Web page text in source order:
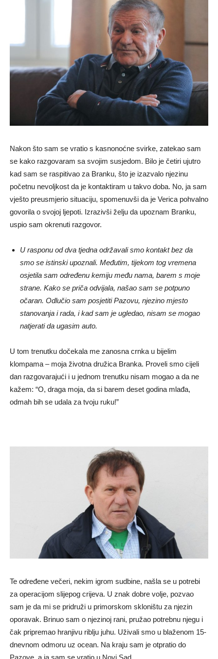
Nakon što sam se vratio s kasnonoćne svirke, zatekao sam
se kako razgovaram sa svojim susjedom. Bilo je četiri ujutro
kad sam se raspitivao za Branku, što je izazvalo njezinu
početnu nevoljkost da je kontaktiram u takvo doba. No, ja sam
vješto preusmjerio situaciju, spomenuvši da je Verica pohvalno
govorila o svojoj ljepoti. Izrazivši želju da upoznam Branku,
uspio sam okrenuti razgovor.
U rasponu od dva tjedna održavali smo kontakt bez da
smo se istinski upoznali. Međutim, tijekom tog vremena
osjetila sam određenu kemiju među nama, barem s moje
strane. Kako se priča odvijala, našao sam se potpuno
očaran. Odlučio sam posjetiti Pazovu, njezino mjesto
stanovanja i rada, i kad sam je ugledao, nisam se mogao
natjerati da ugasim auto.
U tom trenutku dočekala me zanosna crnka u bijelim
klompama – moja životna družica Branka. Proveli smo cijeli
dan razgovarajući i u jednom trenutku nisam mogao a da ne
kažem: “O, draga moja, da si barem deset godina mlađa,
odmah bih se udala za tvoju ruku!”
Te određene večeri, nekim igrom sudbine, našla se u potrebi
za operacijom slijepog crijeva. U znak dobre volje, pozvao
sam je da mi se pridruži u primorskom skloništu za njezin
oporavak. Brinuo sam o njezinoj rani, pružao potrebnu njegu i
čak pripremao hranjivu riblju juhu. Uživali smo u blaženom 15-
dnevnom odmoru uz ocean. Na kraju sam je otpratio do